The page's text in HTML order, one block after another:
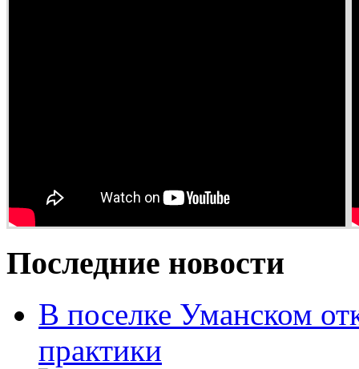
Последние новости
В поселке Уманском
практики